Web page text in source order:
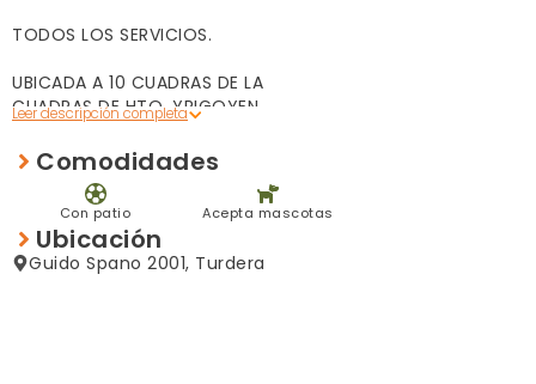
TODOS LOS SERVICIOS.
UBICADA A 10 CUADRAS DE LA ESTACION DEL FFCC. Y A 10
CUADRAS DE HTO. YRIGOYEN.
Comodidades
Con patio Acepta mascotas
Ubicación
Guido Spano 2001, Turdera